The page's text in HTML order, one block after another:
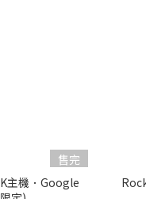
售完
主機．Google